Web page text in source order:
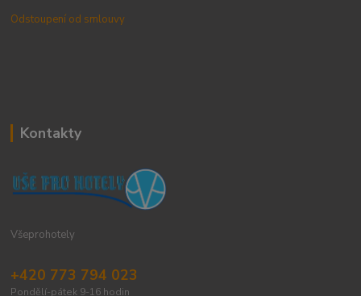
Odstoupení od smlouvy
Kontakty
Všeprohotely
+420 773 794 023
Pondělí-pátek 9-16 hodin